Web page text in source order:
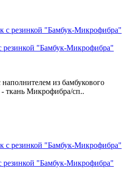
"Бамбук-Микрофибра"
из бамбукового
- ткань Микрофибра/сп..
"Бамбук-Микрофибра"